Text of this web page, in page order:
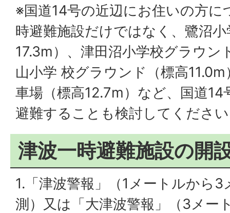
※国道14号の近辺にお住いの方に
時避難施設だけではなく、鷺沼
17.3m）、津田沼小学校グラウン
山小学 校グラウンド（標高
車場（標高12.7m）など、国道
避難することも検討してくださ
津波一時避難施設の開
1.「津波警報」（1メートルから
測）又は「大津波警報」（3メー